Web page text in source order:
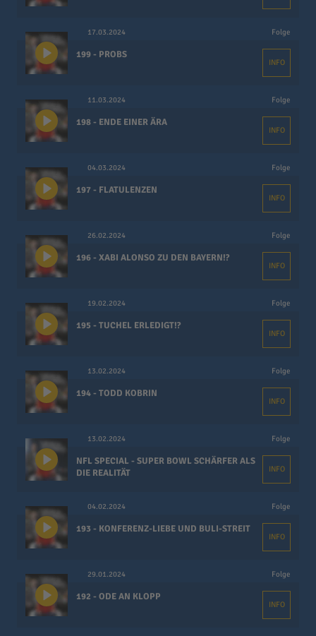
17.03.2024 Folge
199 - PROBS
INFO
11.03.2024 Folge
198 - ENDE EINER ÄRA
INFO
04.03.2024 Folge
197 - FLATULENZEN
INFO
26.02.2024 Folge
196 - XABI ALONSO ZU DEN BAYERN!?
INFO
19.02.2024 Folge
195 - TUCHEL ERLEDIGT!?
INFO
13.02.2024 Folge
194 - TODD KOBRIN
INFO
13.02.2024 Folge
NFL SPECIAL - SUPER BOWL SCHÄRFER ALS
DIE REALITÄT
INFO
04.02.2024 Folge
193 - KONFERENZ-LIEBE UND BULI-STREIT
INFO
29.01.2024 Folge
192 - ODE AN KLOPP
INFO